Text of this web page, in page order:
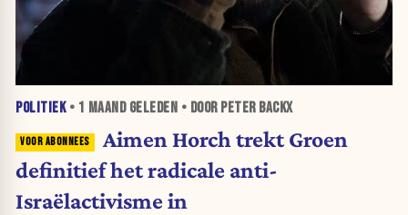
POLITIEK• 1 MAANDGELEDEN • DOOR PETER BACKX
Aimen Horch trekt Groen
definitief het radicale anti-
Israëlactivisme in